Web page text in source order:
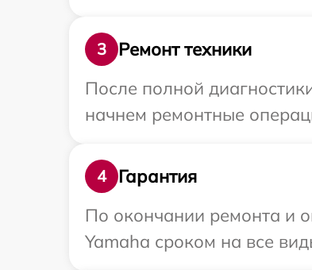
3
Ремонт техники
После полной
начнем ремонтные
4
Гарантия
По окончании ремонта и
Yamaha сроком на все